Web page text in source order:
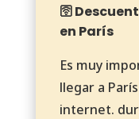
🛜
en París
Es muy
llegar a
internet.